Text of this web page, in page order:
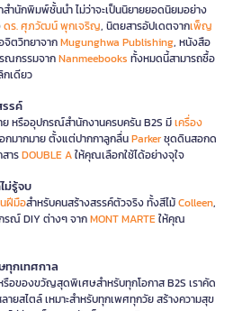
ำนักพิมพ์ชั้นนำ ไม่ว่าจะเป็นนิยายยอดนิยมอย่าง
ดร. ศุภวัฒน์ พุกเจริญ, นิตยสารอัปเดตจากเพ็ญ
จิตวิทยาจากMugunghwa Publishing, หนังสือ
ณกรรมจากNanmeebooks ทั้งหมดนี้สามารถซื้อ
เดียว
รรค์
หรืออุปกรณ์สำนักงานครบครัน B2S มีเครื่อง
กมากมาย ตั้งแต่ปากกาลูกลื่นParkerชุดดินสอกด
ารDOUBLE Aให้คุณเลือกใช้ได้อย่างจุใจ
ม่รู้จบ
ฝีมือสำหรับคนสร้างสรรค์ตัวจริง ทั้งสีไม้Colleen,
รณ์ DIY ต่างๆ จากMONT MARTEให้คุณ
ทุกเทศกาล
อของขวัญสุดพิเศษสำหรับทุกโอกาส B2S เราคัด
ายสไตล์ เหมาะสำหรับทุกเพศทุกวัย สร้างความสุข